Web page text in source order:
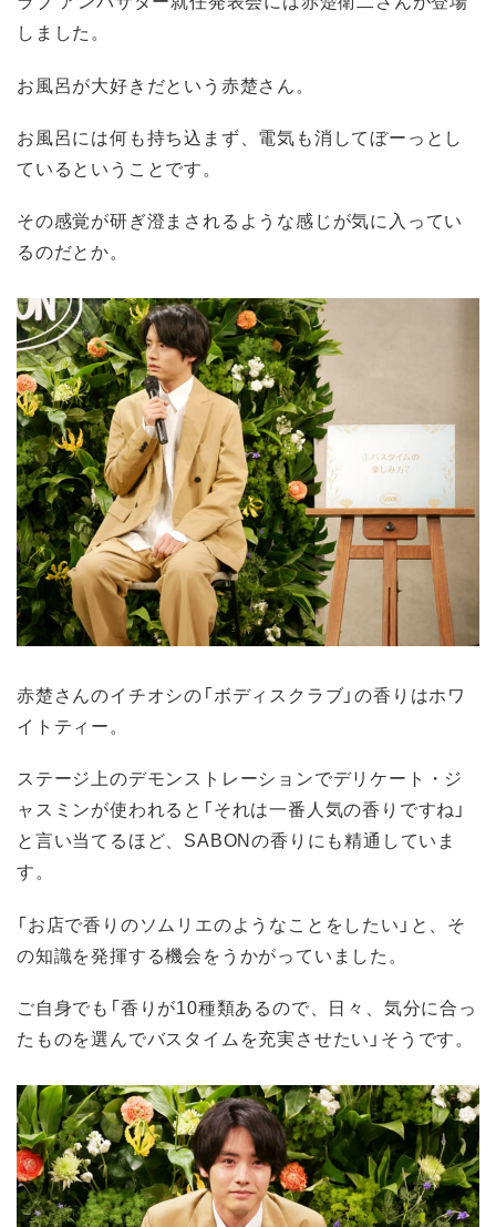
しました。
お風呂が大好きだという赤楚さん。
お風呂には何も持ち込まず、電気も消してぼーっとし
ているということです。
その感覚が研ぎ澄まされるような感じが気に入ってい
るのだとか。
赤楚さんのイチオシの「ボディスクラブ」の香りはホワ
イトティー。
ステージ上のデモンストレーションでデリケート・ジ
ャスミンが使われると「それは一番人気の香りですね」
と言い当てるほど、SABONの香りにも精通していま
す。
「お店で香りのソムリエのようなことをしたい」と、そ
の知識を発揮する機会をうかがっていました。
ご自身でも「香りが10種類あるので、日々、気分に合っ
たものを選んでバスタイムを充実させたい」そうです。